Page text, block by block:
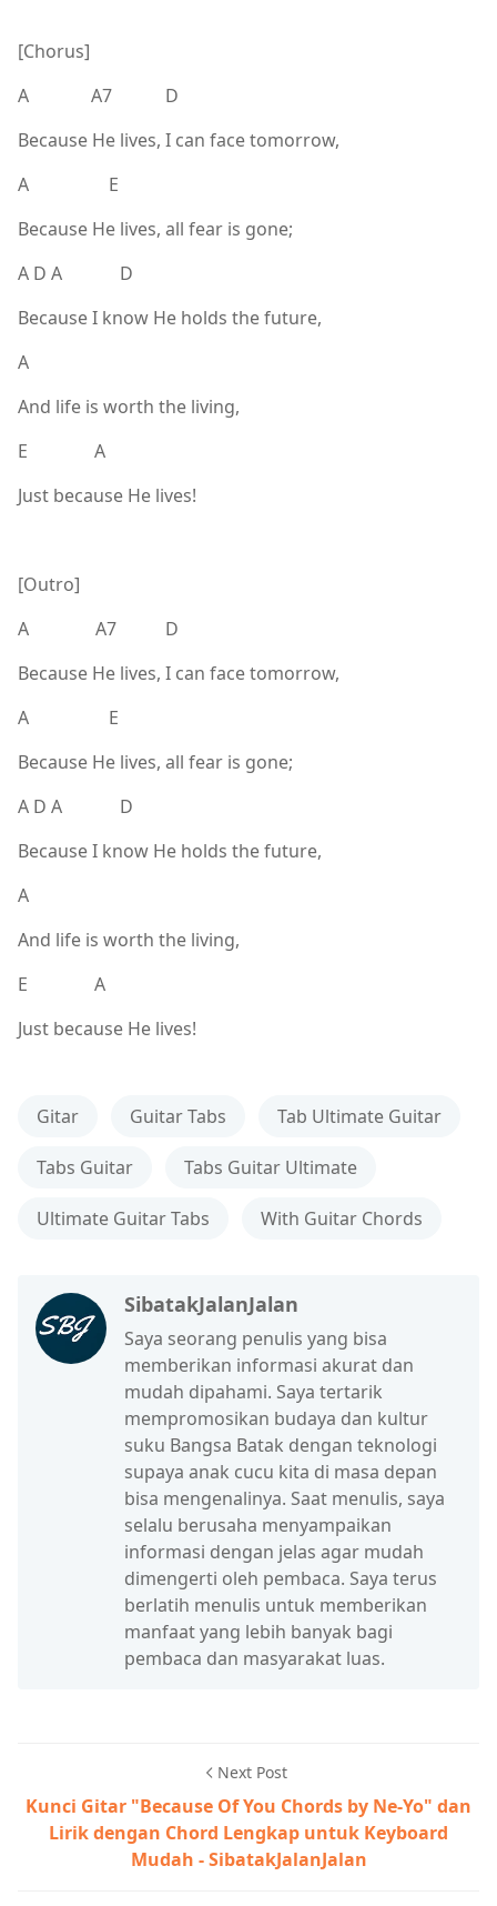
[Chorus]
A A7 D
Because He lives, I can face tomorrow,
A E
Because He lives, all fear is gone;
A D A D
Because I know He holds the future,
A
And life is worth the living,
E A
Just because He lives!
[Outro]
A A7 D
Because He lives, I can face tomorrow,
A E
Because He lives, all fear is gone;
A D A D
Because I know He holds the future,
A
And life is worth the living,
E A
Just because He lives!
Gitar Guitar Tabs Tab Ultimate Guitar
Tabs Guitar Tabs Guitar Ultimate
Ultimate Guitar Tabs With Guitar Chords
SibatakJalanJalan
Saya seorang penulis yang bisa
memberikan informasi akurat dan
mudah dipahami. Saya tertarik
mempromosikan budaya dan kultur
suku Bangsa Batak dengan teknologi
supaya anak cucu kita di masa depan
bisa mengenalinya. Saat menulis, saya
selalu berusaha menyampaikan
informasi dengan jelas agar mudah
dimengerti oleh pembaca. Saya terus
berlatih menulis untuk memberikan
manfaat yang lebih banyak bagi
pembaca dan masyarakat luas.
Next Post
Kunci Gitar "Because Of You Chords by Ne-Yo" dan
Lirik dengan Chord Lengkap untuk Keyboard
Mudah - SibatakJalanJalan